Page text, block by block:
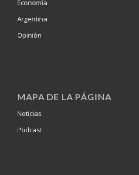
Economía
Argentina
Opinión
MAPA DE LA PÁGINA
Noticias
Podcast